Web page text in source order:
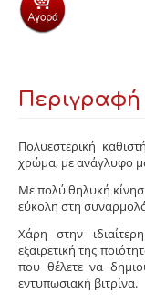
Περιγραφή
Πολυεστερική
χρώμα, με ανάγλυφο
Με πολύ θηλυκή
εύκολη στη
Χάρη στην
εξαιρετική της
που θέλετε να
εντυπωσιακή βιτρίνα.